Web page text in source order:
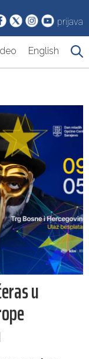
prijava
English
u